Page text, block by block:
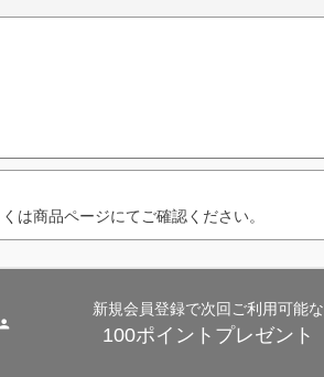
は商品ページにてご確認ください。
新規会員登録で次回ご利用可能な
100ポイントプレゼント